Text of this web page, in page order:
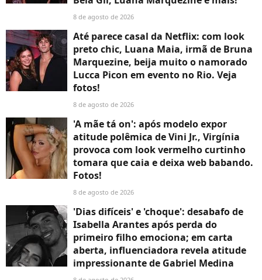
8 de agosto de 2026
Até parece casal da Netflix: com look
preto chic, Luana Maia, irmã de Bruna
Marquezine, beija muito o namorado
Lucca Picon em evento no Rio. Veja
fotos!
8 de agosto de 2026
'A mãe tá on': após modelo expor
atitude polêmica de Vini Jr., Virgínia
provoca com look vermelho curtinho
tomara que caia e deixa web babando.
Fotos!
8 de agosto de 2026
'Dias difíceis' e 'choque': desabafo de
Isabella Arantes após perda do
primeiro filho emociona; em carta
aberta, influenciadora revela atitude
impressionante de Gabriel Medina